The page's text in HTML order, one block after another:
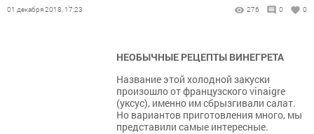
01 декабря 2018, 17:23 276 0 0
НЕОБЫЧНЫЕ РЕЦЕПТЫ ВИНЕГРЕТА
Название этой холодной закуски
произошло от французского vinaigre
(уксус), именно им сбрызгивали салат.
Но вариантов приготовления много, мы
представили самые интересные.